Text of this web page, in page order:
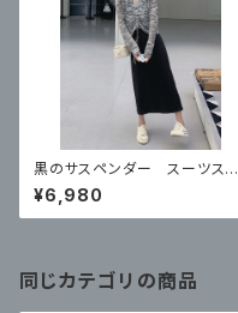
黒のサスペンダー スーツスカ
ート ツーピースセット
¥6,980
同じカテゴリの商品